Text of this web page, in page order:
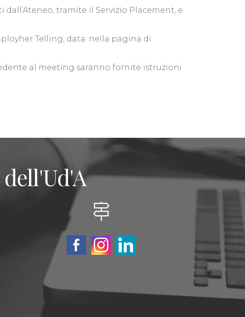
tramite il Servizio Placement, e
Telling, data: nella pagina di
al meeting saranno fornite istruzioni